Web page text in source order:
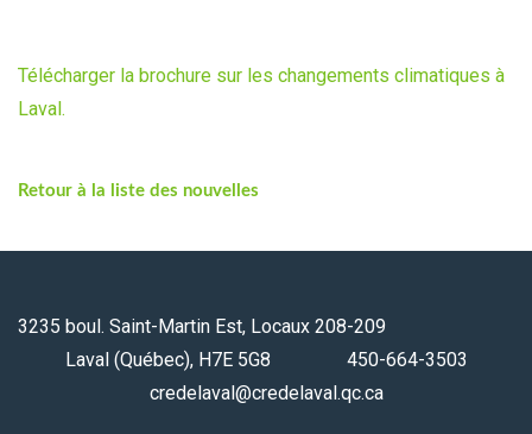
Télécharger la brochure sur les changements climatiques à
Laval.
Retour à la liste des nouvelles
3235 boul. Saint-Martin Est, Locaux 208-209
Laval (Québec), H7E 5G8 450-664-3503
credelaval@credelaval.qc.ca